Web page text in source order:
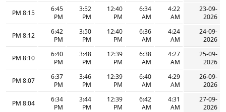
23-09-
2026
4:22
AM
6:34
AM
12:40
PM
3:52
PM
6:45
PM
8:15 PM
24-09-
2026
4:24
AM
6:36
AM
12:40
PM
3:50
PM
6:42
PM
8:12 PM
25-09-
2026
4:27
AM
6:38
AM
12:39
PM
3:48
PM
6:40
PM
8:10 PM
26-09-
2026
4:29
AM
6:40
AM
12:39
PM
3:46
PM
6:37
PM
8:07 PM
27-09-
2026
4:31
AM
6:42
AM
12:39
PM
3:44
PM
6:34
PM
8:04 PM